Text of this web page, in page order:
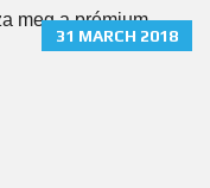
31 MARCH 2018